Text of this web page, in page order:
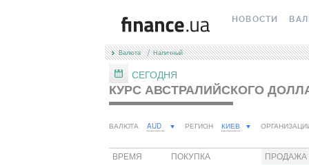
НОВОСТИ
ВАЛЮТА
ЛИЧНЫЕ
АВТОРСКИЕ
Валюта Наличный
СЕГОДНЯ
КУРС АВСТРАЛИЙСКОГО
ВАЛЮТА AUD РЕГИОН КИЕВ
ВРЕМЯ ПОКУПКА ПРОДАЖА